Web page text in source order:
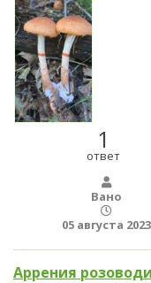
1
ответ
Вано
05 августа 2023
Аррения